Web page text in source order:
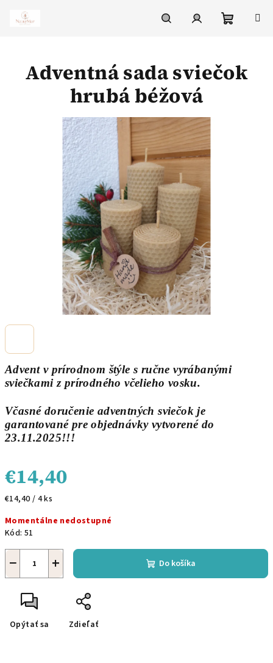
košík
Advent v prírodnom štýle s ručne vyrábanými
sviečkami z prírodného včelieho vosku.
Včasné doručenie adventných sviečok je
garantované pre objednávky vytvorené do
23.11.2025!!!
€14,40
Jednotková
€14,40 / 4 ks
Momentálne nedostupné
Kód: 51
+
− Do košíka
Opýtať sa Zdieľať
Adventná sada sviečok
hrubá béžová